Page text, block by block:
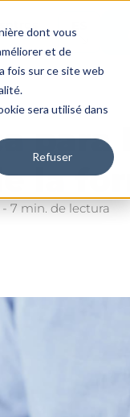
dont vous
et de
fois sur ce site web
sera utilisé dans
Refuser
para
la
7 min. de lectura